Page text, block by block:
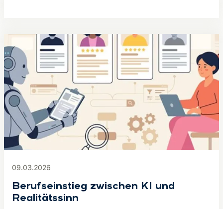
09.03.2026
Berufseinstieg zwischen KI und
Realitätssinn